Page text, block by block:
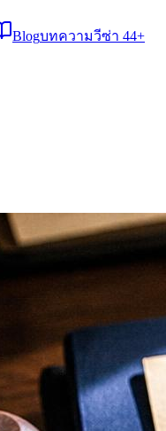
Blogบทความวีซ่า 44+